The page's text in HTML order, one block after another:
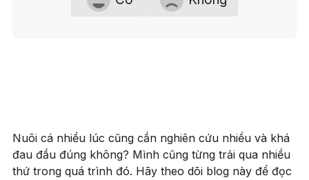
Nuôi cá nhiều lúc cũng cần nghiên cứu nhiều và khá
đau đầu đúng không? Mình cũng từng trải qua nhiều
thứ trong quá trình đó. Hãy theo dõi blog này để đọc